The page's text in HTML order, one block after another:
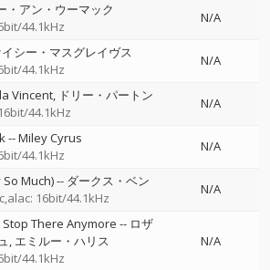
・アン・ウーマック
44.1kHz
N/A
シー・マスグレイヴス
44.1kHz
N/A
Vincent ドリー・パートン
44.1kHz
N/A
--Miley Cyrus
44.1kHz
N/A
Much)-- ダークス・ベン
16bit/44.1kHz
N/A
There Anymore -- ロザ
エミルー・ハリス
44.1kHz
N/A